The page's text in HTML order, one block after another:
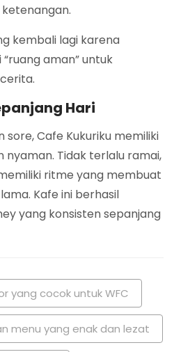
kembali lagi karena
aman” untuk
Hari
sore, Cafe Kukuriku memiliki
nyaman. Tidak terlalu ramai,
ritme yang membuat
Kafe ini berhasil
yang konsisten sepanjang
yang cocok untuk WFC
menu yang enak dan lezat